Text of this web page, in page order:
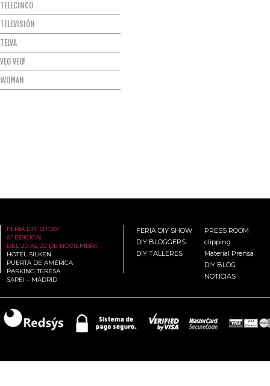
TELECINCO
TELEVISIÓN
TELVA
VEO VEO!
WOMAN
FERIA DIY SHOW
6ª EDICIÓN
DEL 20 AL 22 DE NOVIEMBRE
HOTEL SILKEN
PUERTA DE AMÉRICA
PARKING TERESA
SAPEI – MADRID
FERIA DIY SHOW
DIY BLOGGERS
DIY TALLERES
PRESS ROOM
clipping
Material Prensa
DIY BLOG
NOTICIAS